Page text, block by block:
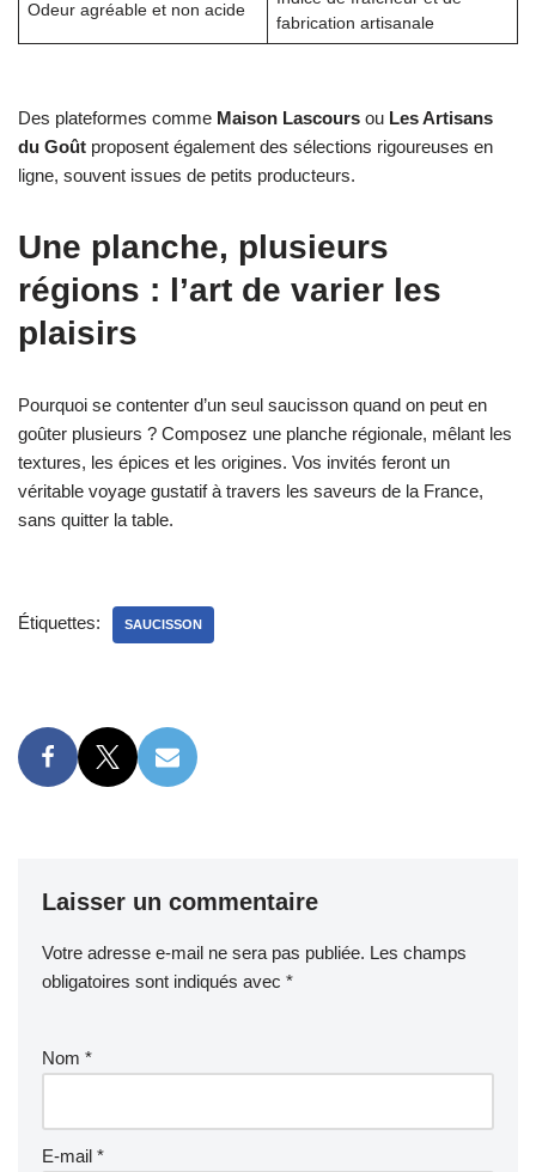
Odeur agréable et non acide
fabrication artisanale
Des plateformes comme Maison Lascours ou Les Artisans
du Goût proposent également des sélections rigoureuses en
ligne, souvent issues de petits producteurs.
Une planche, plusieurs
régions : l’art de varier les
plaisirs
Pourquoi se contenter d’un seul saucisson quand on peut en
goûter plusieurs ? Composez une planche régionale, mêlant les
textures, les épices et les origines. Vos invités feront un
véritable voyage gustatif à travers les saveurs de la France,
sans quitter la table.
Étiquettes: SAUCISSON
Laisser un commentaire
Votre adresse e-mail ne sera pas publiée. Les champs
obligatoires sont indiqués avec *
Nom *
E-mail *